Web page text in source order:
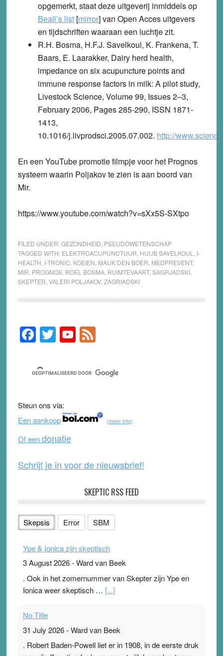
opgemerkt, staat deze uitgeverij inmiddels op
Beall’s list[mirror] van Open Acces uitgevers
en tijdschriften waaraan een luchtje zit.
R.H. Bosma, H.F.J. Savelkoul, K. Frankena, T.
Baars, E. Laarakker, Dairy herd health,
impedance on six acupuncture points and
immune response factors in milk: A pilot study,
Livestock Science, Volume 99, Issues 2–3,
February 2006, Pages 285-290, ISSN 1871-
1413,
10.1016/j.livprodsci.2005.07.002. http://
En een YouTube promotie filmpje voor het Prognos
systeem waarin Poljakov te zien is aan boord van
Mir.
https://www.youtube.com/watch?v=sXx5S-SXtpo
FILED UNDER:GEZONDHEID PSEUDOWETENSCHAP
TAGGED WITH: ELEKTROACUPUNCTUUR HUUB SAVELKOUL
I-
HEALTH I-TRONIC KOEIEN MAUK DEN BOER MEDPREVENT,
MIR PROGNOS, ROEL BOSMA, RUIMTEVAART, SAGRJADSKI,
SKEPTER VALERI POLJAKOV, ZAGRIADSKI
Primary
Sidebar
F
a
c
e
b
o
o
k
T
wi
tt
er
Y
o
u
T
b
e
F
e
d
Steun ons via:
Een aankoop
(meer info)
Of eendonatie
Schrijf je in voor de nieuwsbrief!
SKEPTIC RSS FEED
Skepsis Error SBM
Ype & Ionica zijn skeptisch
3 August 2026-Ward van Beek
. Ook in het zomernummer van Skepter zijn Ype en
Ionica weer skeptisch … [...]
No Title
31 July 2026-Ward van Beek
. Robert Baden-Powell liet er in 1908, in de eerste druk